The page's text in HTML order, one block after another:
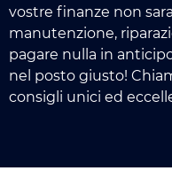
vostre finanze non
manutenzione,
pagare nulla in
nel posto giusto!
consigli unici ed